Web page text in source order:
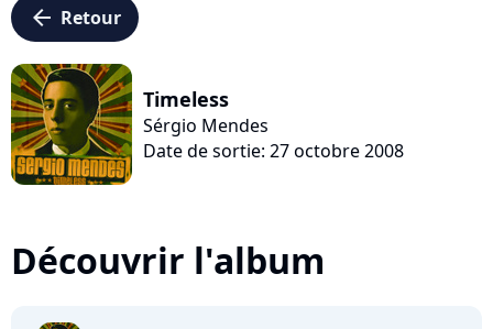
arrow_left Retour
Timeless
Sérgio Mendes
Date de sortie: 27 octobre 2008
Découvrir l'album